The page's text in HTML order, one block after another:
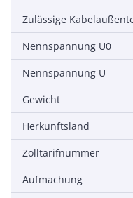
Nennspannung U0
Nennspannung U
Gewicht
Herkunftsland
Zolltarifnummer
Aufmachung